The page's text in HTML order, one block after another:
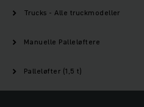
Trucks - Alle truckmodeller
Manuelle Palleløftere
Palleløfter (1,5 t)